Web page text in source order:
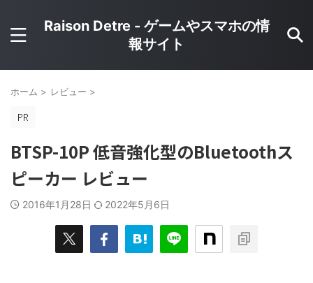
Raison Detre - ゲームやスマホの情
報サイト
ホーム > レビュー >
BTSP-10P 低音強化型のBluetoothス
ピーカー レビュー
2016年1月28日 2022年5月6日